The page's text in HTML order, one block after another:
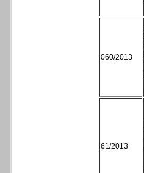
060/2013
61/2013